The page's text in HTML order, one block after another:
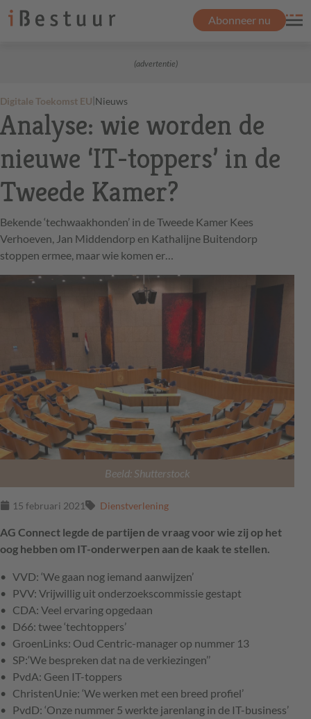
Abonneer nu
(advertentie)
Digitale Toekomst EU|Nieuws
Analyse: wie worden de
nieuwe ‘IT-toppers’ in de
Tweede Kamer?
Bekende ‘techwaakhonden’ in de Tweede Kamer Kees
Verhoeven, Jan Middendorp en Kathalijne Buitendorp
stoppen ermee, maar wie komen er…
Beeld: Shutterstock
15 februari 2021 Dienstverlening
AG Connect legde de partijen de vraag voor wie zij op het
oog hebben om IT-onderwerpen aan de kaak te stellen.
VVD: ‘We gaan nog iemand aanwijzen’
PVV: Vrijwillig uit onderzoekscommissie gestapt
CDA: Veel ervaring opgedaan
D66: twee ‘techtoppers’
GroenLinks: Oud Centric-manager op nummer 13
SP:‘We bespreken dat na de verkiezingen’’
PvdA: Geen IT-toppers
ChristenUnie: ‘We werken met een breed profiel’
PvdD: ‘Onze nummer 5 werkte jarenlang in de IT-business’